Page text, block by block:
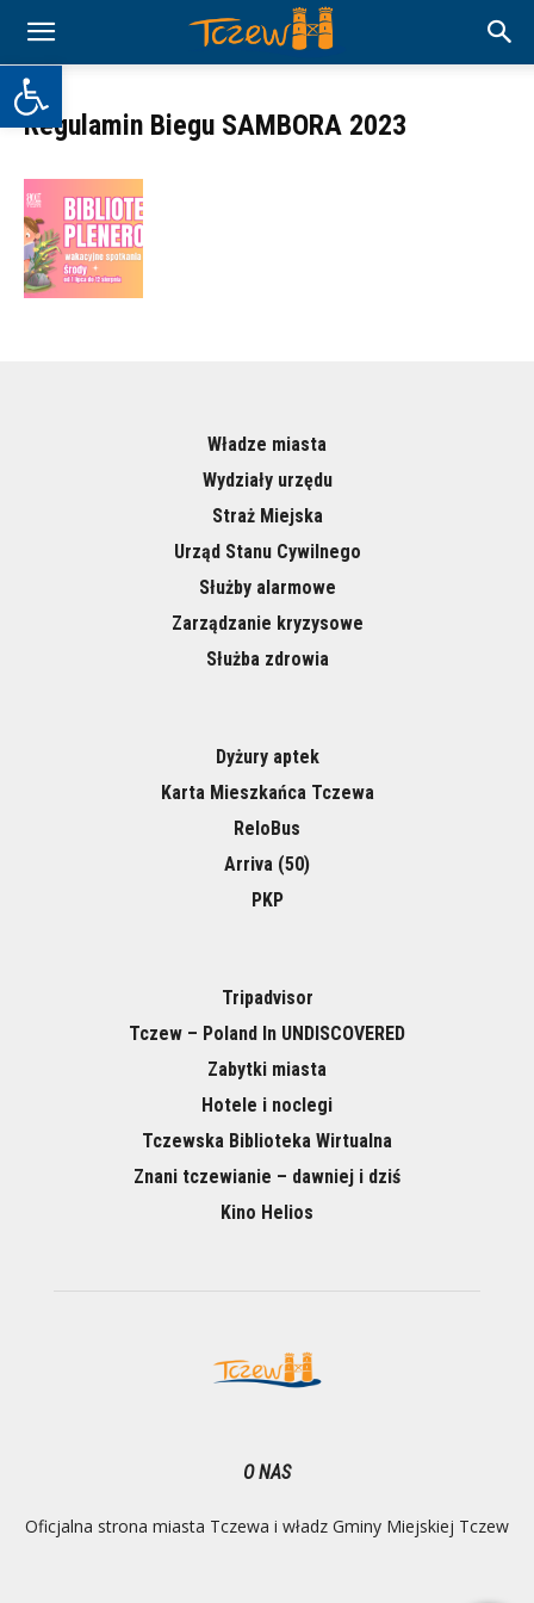
Otwórz pasek narzędzi
Regulamin Biegu SAMBORA 2023
Władze miasta
Wydziały urzędu
Straż Miejska
Urząd Stanu Cywilnego
Służby alarmowe
Zarządzanie kryzysowe
Służba zdrowia
Dyżury aptek
Karta Mieszkańca Tczewa
ReloBus
Arriva (50)
PKP
Tripadvisor
Tczew – Poland In UNDISCOVERED
Zabytki miasta
Hotele i noclegi
Tczewska Biblioteka Wirtualna
Znani tczewianie – dawniej i dziś
Kino Helios
O NAS
Oficjalna strona miasta Tczewa i władz Gminy Miejskiej Tczew